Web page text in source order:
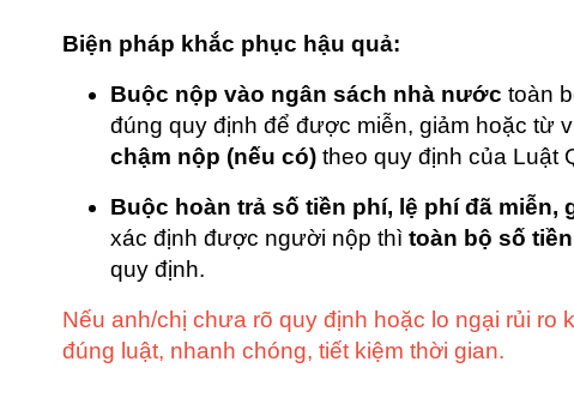
Biện pháp khắc phục hậu quả:
Buộc nộp vào ngân sách nhà nước toàn
đúng quy định để được miễn, giảm hoặc từ
chậm nộp (nếu có) theo quy định của Luật
Buộc hoàn trả số tiền phí, lệ phí đã
xác định được người nộp thì toàn bộ số
quy định.
Nếu anh/chị chưa rõ quy định hoặc lo ngại rủi ro
đúng luật, nhanh chóng, tiết kiệm thời gian.